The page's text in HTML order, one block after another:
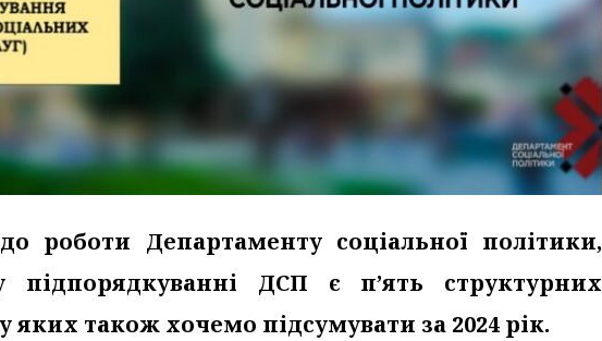
роботи Департаменту соціальної політики,
ДСП є п’ять структурних
яких також хочемо підсумувати за 2024 рік.